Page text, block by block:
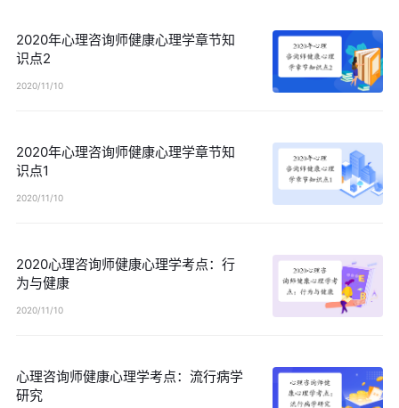
2020年心理咨询师健康心理学章节知
识点2
2020/11/10
2020年心理咨询师健康心理学章节知
识点1
2020/11/10
2020心理咨询师健康心理学考点：行
为与健康
2020/11/10
心理咨询师健康心理学考点：流行病学
研究